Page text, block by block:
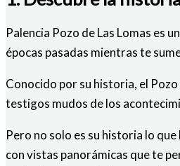
Palencia Pozo de Las Lomas es
épocas pasadas mientras te
Conocido por su historia, el
testigos mudos de los
Pero no solo es su historia lo
con vistas panorámicas que te